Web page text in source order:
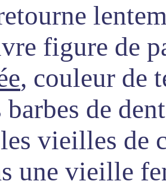
figure de
, couleur de
barbes de
vieilles de
une vieille